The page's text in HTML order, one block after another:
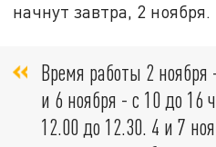
начнут завтра, 2 ноября.
Время работы 2 ноября
и 6 ноября - с 10 до 16
12.00 до 12.30. 4 и 7